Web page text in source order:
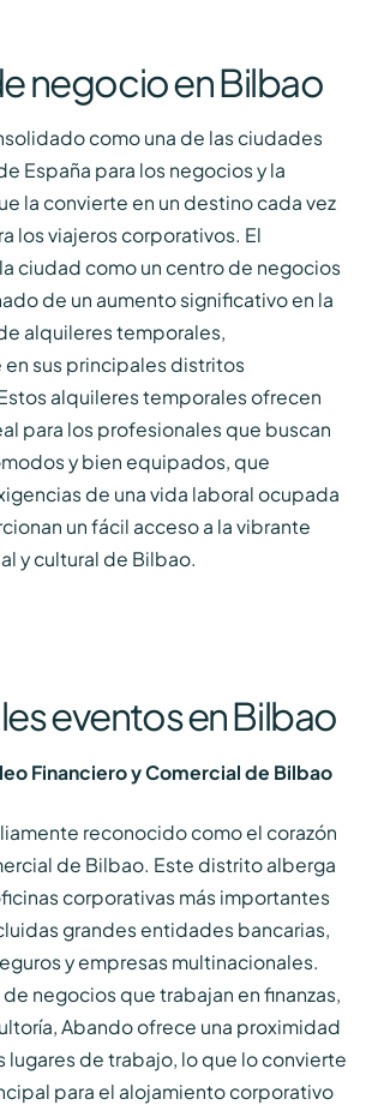
negocio en Bilbao
como una de las ciudades
España para los negocios y la
la convierte en un destino cada vez
los viajeros corporativos. El
ciudad como un centro de negocios
de un aumento significativo en la
alquileres temporales,
sus principales distritos
alquileres temporales ofrecen
para los profesionales que buscan
y bien equipados, que
de una vida laboral ocupada
un fácil acceso a la vibrante
y cultural de Bilbao.
eventos en Bilbao
Financiero y Comercial de Bilbao
reconocido como el corazón
de Bilbao. Este distrito alberga
corporativas más importantes
grandes entidades bancarias,
y empresas multinacionales.
de negocios que trabajan en finanzas,
Abando ofrece una proximidad
lugares de trabajo, lo que lo convierte
para el alojamiento corporativo